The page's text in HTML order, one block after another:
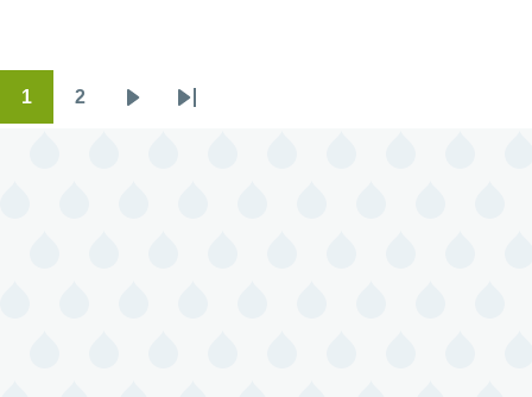
Seitennummerierung
1 2
NächsteLetzte